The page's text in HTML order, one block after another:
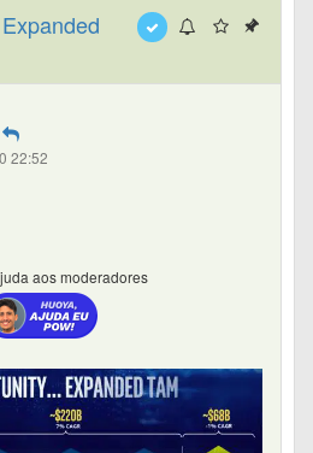
22:52
aos moderadores